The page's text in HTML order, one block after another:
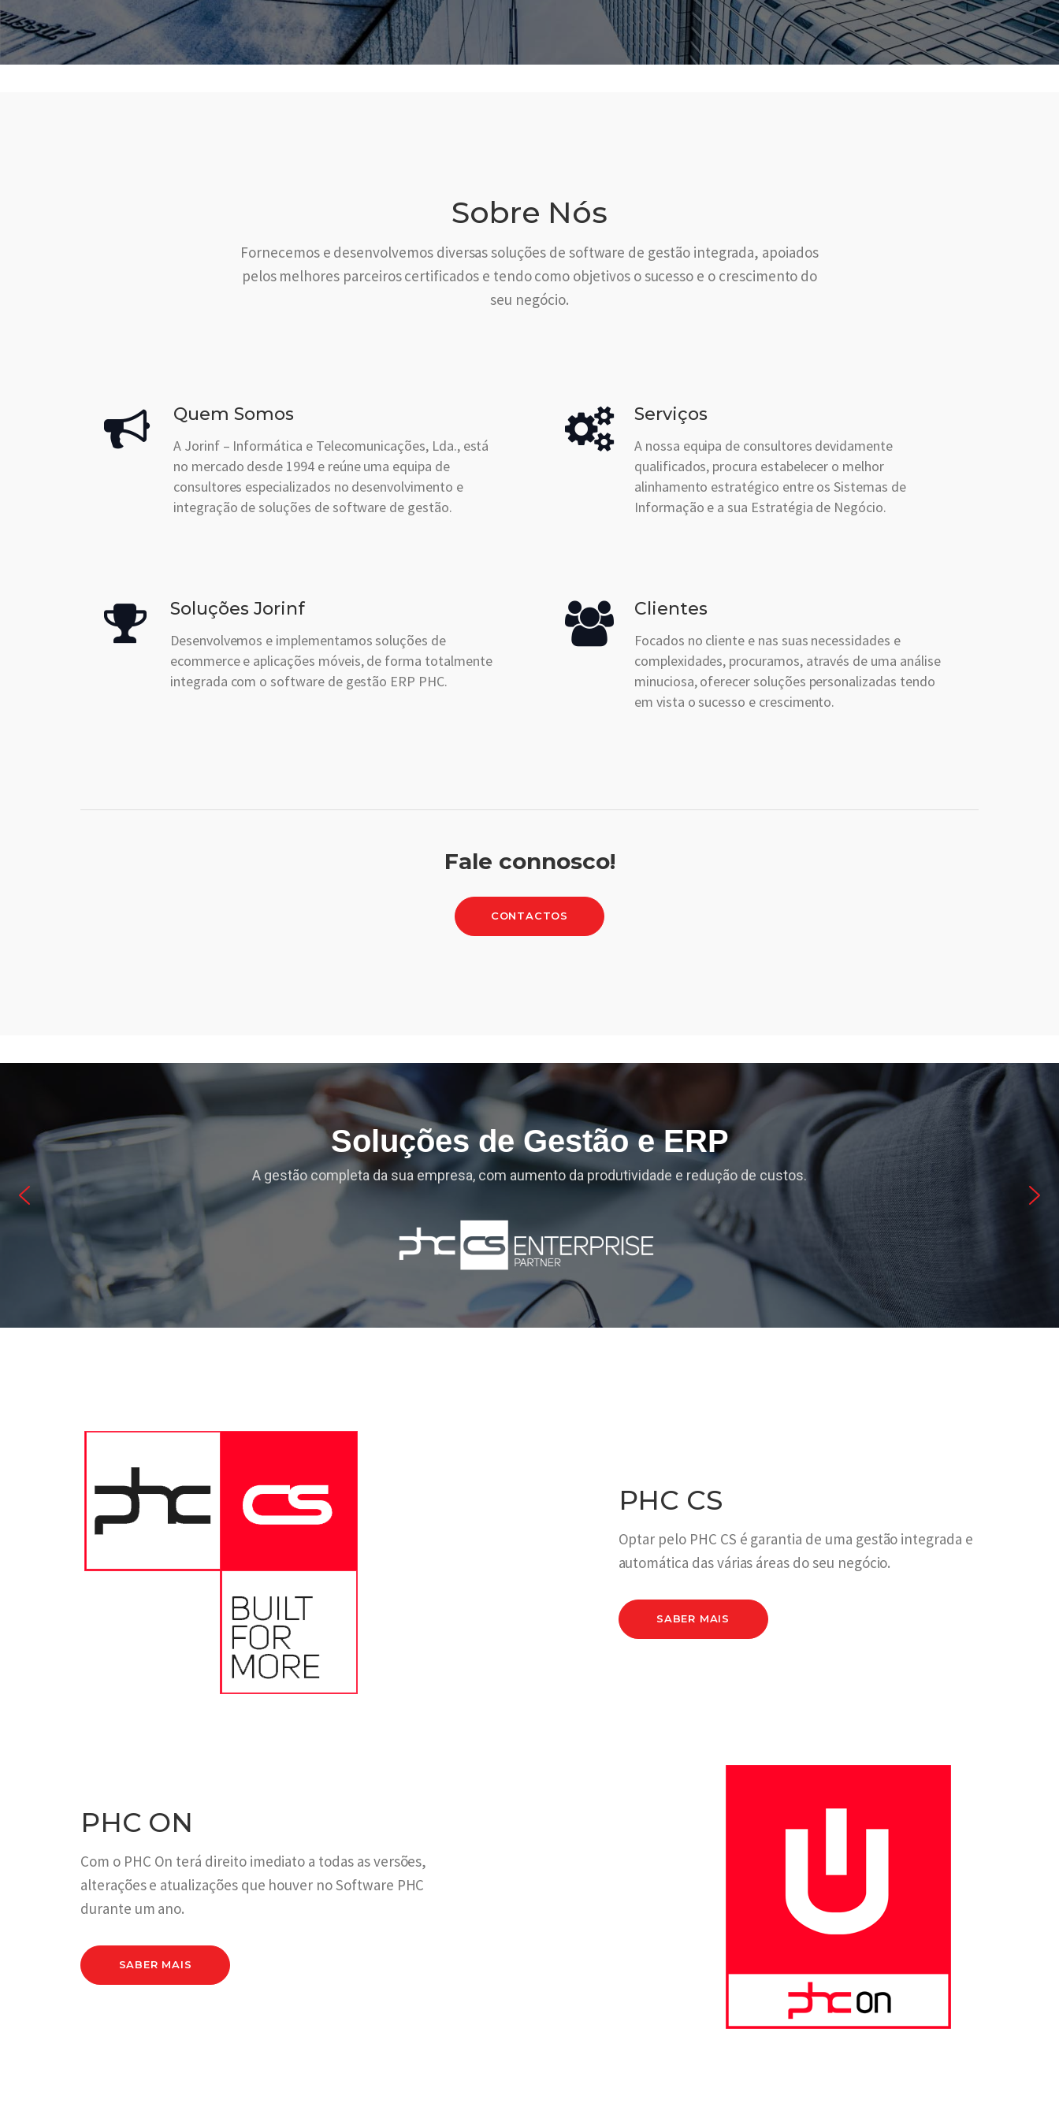
Sobre Nós
Fornecemos e desenvolvemos diversas soluções de software de gestão integrada, apoiados
pelos melhores parceiros certificados e tendo como objetivos o sucesso e o crescimento do
seu negócio.
Quem Somos
A Jorinf – Informática e Telecomunicações, Lda., está
no mercado desde 1994 e reúne uma equipa de
consultores especializados no desenvolvimento e
integração de soluções de software de gestão.
Serviços
A nossa equipa de consultores devidamente
qualificados, procura estabelecer o melhor
alinhamento estratégico entre os Sistemas de
Informação e a sua Estratégia de Negócio.
Soluções Jorinf
Desenvolvemos e implementamos soluções de
ecommerce e aplicações móveis, de forma totalmente
integrada com o software de gestão ERP PHC.
Clientes
Focados no cliente e nas suas necessidades e
complexidades, procuramos, através de uma análise
minuciosa, oferecer soluções personalizadas tendo
em vista o sucesso e crescimento.
Fale connosco!
CONTACTOS
Soluções de Gestão e ERP
A gestão completa da sua empresa, com aumento da produtividade e redução de custos.
PHC CS
Optar pelo PHC CS é garantia de uma gestão integrada e
automática das várias áreas do seu negócio.
SABER MAIS
PHC ON
Com o PHC On terá direito imediato a todas as versões,
alterações e atualizações que houver no Software PHC
durante um ano.
SABER MAIS